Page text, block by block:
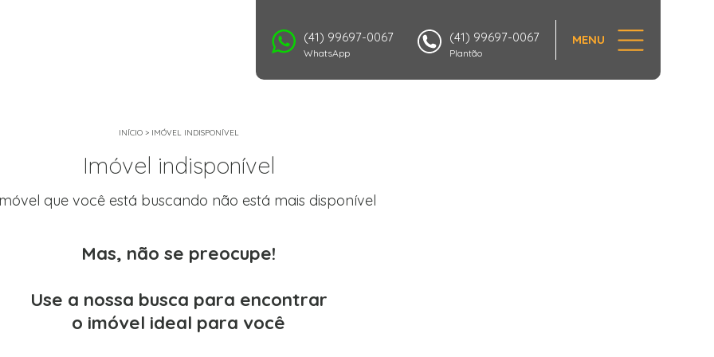
(41) 99697-0067
WhatsApp
(41) 99697-0067
Plantão
MENU
INÍCIO> IMÓVEL INDISPONÍVEL
Imóvel indisponível
que você está buscando não está mais disponível
Mas, não se preocupe!
Use a nossa busca para encontrar
o imóvel ideal para você